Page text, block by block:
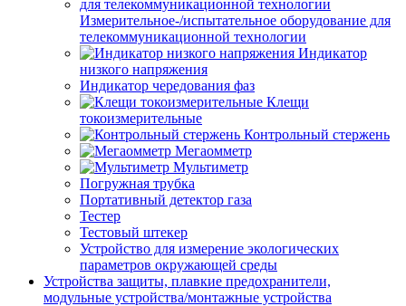
Измерительное-/испытательное оборудование для
телекоммуникационной технологии
Индикатор
низкого напряжения
Индикатор чередования фаз
Клещи
токоизмерительные
Контрольный стержень
Мегаомметр
Мультиметр
Погружная трубка
Портативный детектор газа
Тестер
Тестовый штекер
Устройство для измерение экологических
параметров окружающей среды
Устройства защиты, плавкие предохранители,
модульные устройства/монтажные устройства